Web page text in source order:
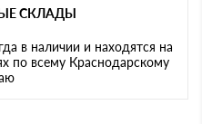
СКЛАДЫ
в наличии и находятся на
по всему Краснодарскому